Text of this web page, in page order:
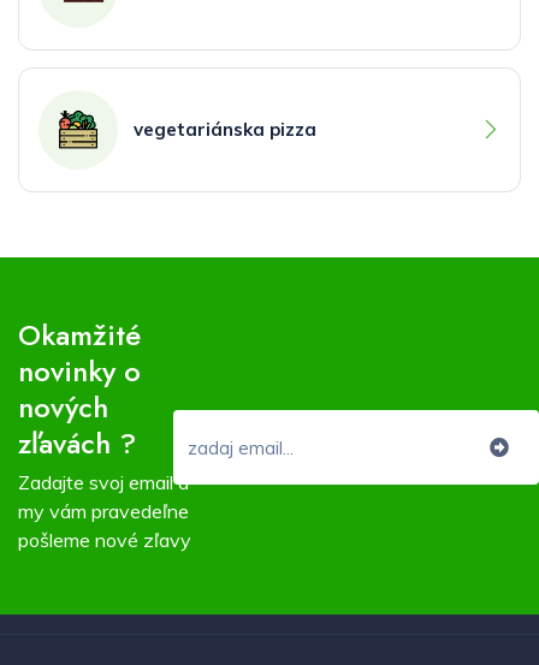
vegetariánska pizza
Okamžité
novinky o
nových
zľavách ?
Zadajte svoj email a
my vám pravedeľne
pošleme nové zľavy